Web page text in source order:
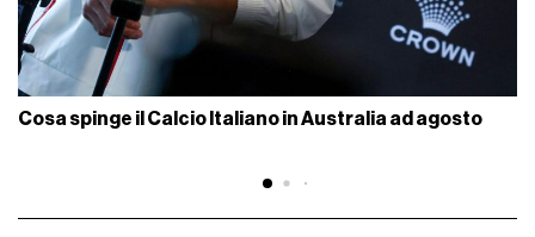
Cosa spinge il Calcio Italiano in Australia ad agosto